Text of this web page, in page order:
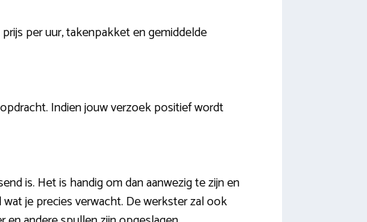
per uur, takenpakket en gemiddelde
Indien jouw verzoek positief wordt
is. Het is handig om dan aanwezig te zijn en
je precies verwacht. De werkster zal ook